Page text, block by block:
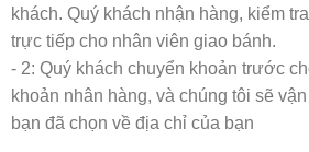
khách. Quý khách nhận hàng, kiểm
trực tiếp cho nhân viên giao bánh.
- 2: Quý khách chuyển khoản trước
khoản nhân hàng, và chúng tôi sẽ
bạn đã chọn về địa chỉ của bạn